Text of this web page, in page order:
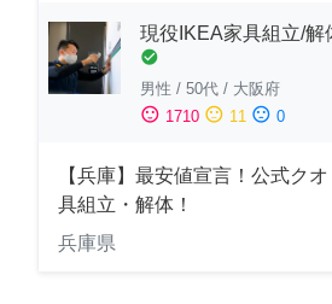
現役IKEA家具組立/
check_circle
男性 / 50代 / 大阪府
sentiment_satisfied 1710 sentiment_neutral 11 sentiment_dissatisfied 0
【兵庫】最安値宣言！公式ク
具組立・解体！
兵庫県